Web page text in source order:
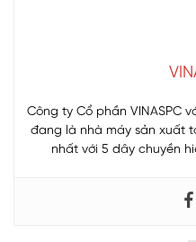
Công ty Cổ phần VINASPC
đang là nhà máy sản xuất
nhất với 5 dây chuyền